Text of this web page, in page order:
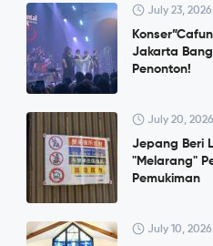
July 23, 2026
Jakarta
Penonton!
July 20, 2026
Jepang Beri
"Melarang"
Pemukiman
July 10, 2026